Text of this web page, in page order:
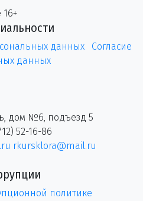
данных
Согласие
данных
дом №6, подъезд 5
52-16-86
rkursklora@mail.ru
политике